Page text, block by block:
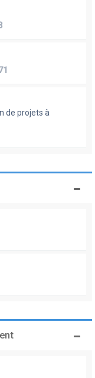
de projets à